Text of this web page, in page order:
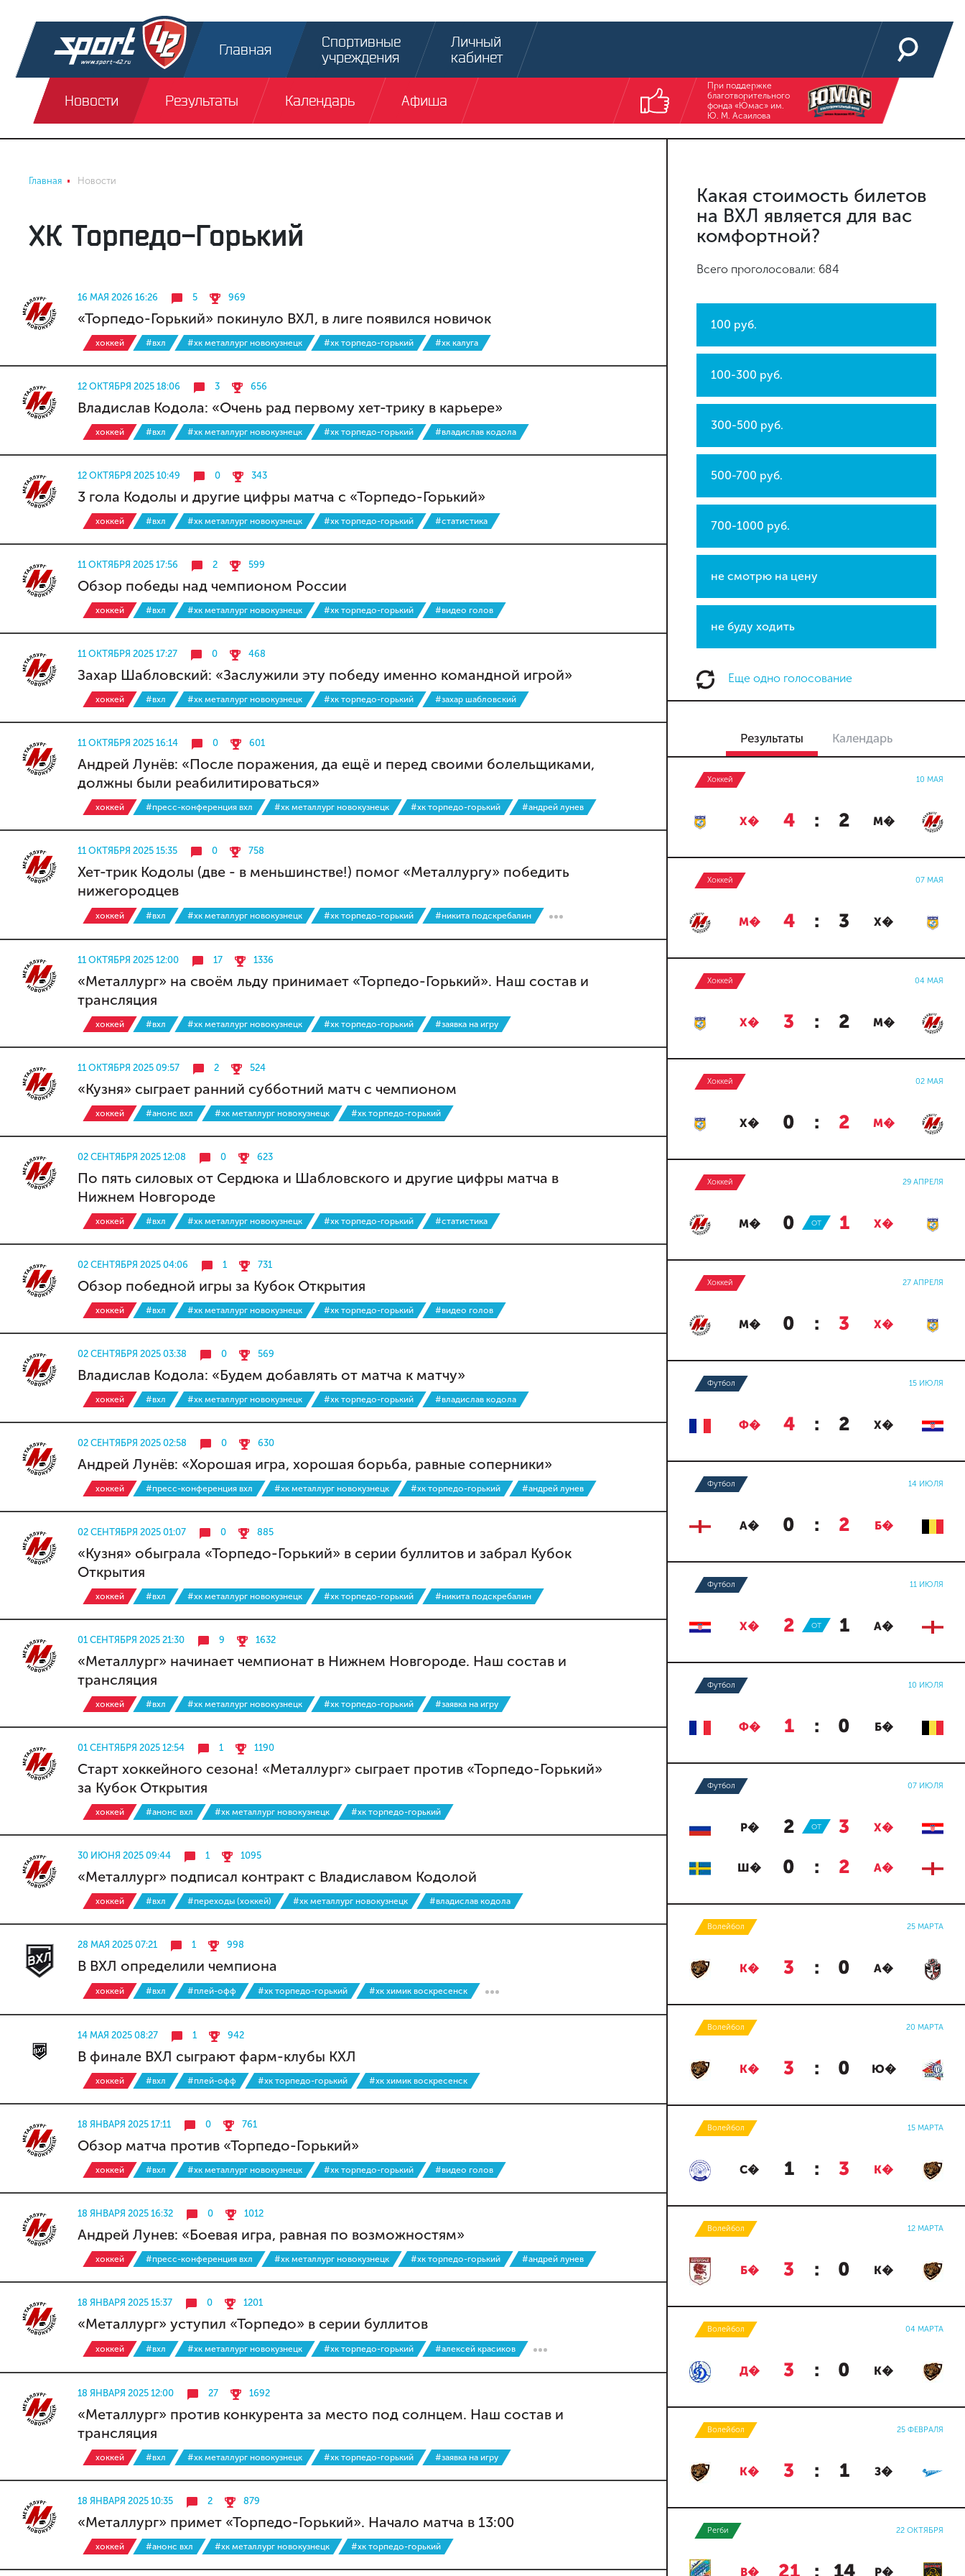
Главная
Спортивные
учреждения
Личный
кабинет
Новости Результаты Календарь Афиша
При поддержке
благотворительного
фонда «Юмас» им.
Ю. М. Асаилова
Главная Новости
ХК Торпедо-Горький
16 МАЯ 2026 16:26 5 969
«Торпедо-Горький» покинуло ВХЛ, в лиге появился новичок
хоккей #вхл #хк металлург новокузнецк #хк торпедо-горький #хк калуга
12 ОКТЯБРЯ 2025 18:06 3 656
Владислав Кодола: «Очень рад первому хет-трику в карьере»
хоккей #вхл #хк металлург новокузнецк #хк торпедо-горький #владислав кодола
12 ОКТЯБРЯ 2025 10:49 0 343
3 гола Кодолы и другие цифры матча с «Торпедо-Горький»
хоккей #вхл #хк металлург новокузнецк #хк торпедо-горький #статистика
11 ОКТЯБРЯ 2025 17:56 2 599
Обзор победы над чемпионом России
хоккей #вхл #хк металлург новокузнецк #хк торпедо-горький #видео голов
11 ОКТЯБРЯ 2025 17:27 0 468
Захар Шабловский: «Заслужили эту победу именно командной игрой»
хоккей #вхл #хк металлург новокузнецк #хк торпедо-горький #захар шабловский
11 ОКТЯБРЯ 2025 16:14 0 601
Андрей Лунёв: «После поражения, да ещё и перед своими болельщиками,
должны были реабилитироваться»
хоккей #пресс-конференция вхл #хк металлург новокузнецк #хк торпедо-горький #андрей лунев
11 ОКТЯБРЯ 2025 15:35 0 758
Хет-трик Кодолы (две - в меньшинстве!) помог «Металлургу» победить
нижегородцев
хоккей #вхл #хк металлург новокузнецк #хк торпедо-горький #никита подскребалин
11 ОКТЯБРЯ 2025 12:00 17 1336
«Металлург» на своём льду принимает «Торпедо-Горький». Наш состав и
трансляция
хоккей #вхл #хк металлург новокузнецк #хк торпедо-горький #заявка на игру
11 ОКТЯБРЯ 2025 09:57 2 524
«Кузня» сыграет ранний субботний матч с чемпионом
хоккей #анонс вхл #хк металлург новокузнецк #хк торпедо-горький
02 СЕНТЯБРЯ 2025 12:08 0 623
По пять силовых от Сердюка и Шабловского и другие цифры матча в
Нижнем Новгороде
хоккей #вхл #хк металлург новокузнецк #хк торпедо-горький #статистика
02 СЕНТЯБРЯ 2025 04:06 1 731
Обзор победной игры за Кубок Открытия
хоккей #вхл #хк металлург новокузнецк #хк торпедо-горький #видео голов
02 СЕНТЯБРЯ 2025 03:38 0 569
Владислав Кодола: «Будем добавлять от матча к матчу»
хоккей #вхл #хк металлург новокузнецк #хк торпедо-горький #владислав кодола
02 СЕНТЯБРЯ 2025 02:58 0 630
Андрей Лунёв: «Хорошая игра, хорошая борьба, равные соперники»
хоккей #пресс-конференция вхл #хк металлург новокузнецк #хк торпедо-горький #андрей лунев
02 СЕНТЯБРЯ 2025 01:07 0 885
«Кузня» обыграла «Торпедо-Горький» в серии буллитов и забрал Кубок
Открытия
хоккей #вхл #хк металлург новокузнецк #хк торпедо-горький #никита подскребалин
01 СЕНТЯБРЯ 2025 21:30 9 1632
«Металлург» начинает чемпионат в Нижнем Новгороде. Наш состав и
трансляция
хоккей #вхл #хк металлург новокузнецк #хк торпедо-горький #заявка на игру
01 СЕНТЯБРЯ 2025 12:54 1 1190
Старт хоккейного сезона! «Металлург» сыграет против «Торпедо-Горький»
за Кубок Открытия
хоккей #анонс вхл #хк металлург новокузнецк #хк торпедо-горький
30 ИЮНЯ 2025 09:44 1 1095
«Металлург» подписал контракт с Владиславом Кодолой
хоккей #вхл #переходы (хоккей) #хк металлург новокузнецк #владислав кодола
28 МАЯ 2025 07:21 1 998
В ВХЛ определили чемпиона
хоккей #вхл #плей-офф #хк торпедо-горький #хк химик воскресенск
14 МАЯ 2025 08:27 1 942
В финале ВХЛ сыграют фарм-клубы КХЛ
хоккей #вхл #плей-офф #хк торпедо-горький #хк химик воскресенск
18 ЯНВАРЯ 2025 17:11 0 761
Обзор матча против «Торпедо-Горький»
хоккей #вхл #хк металлург новокузнецк #хк торпедо-горький #видео голов
18 ЯНВАРЯ 2025 16:32 0 1012
Андрей Лунев: «Боевая игра, равная по возможностям»
хоккей #пресс-конференция вхл #хк металлург новокузнецк #хк торпедо-горький #андрей лунев
18 ЯНВАРЯ 2025 15:37 0 1201
«Металлург» уступил «Торпедо» в серии буллитов
хоккей #вхл #хк металлург новокузнецк #хк торпедо-горький #алексей красиков
18 ЯНВАРЯ 2025 12:00 27 1692
«Металлург» против конкурента за место под солнцем. Наш состав и
трансляция
хоккей #вхл #хк металлург новокузнецк #хк торпедо-горький #заявка на игру
18 ЯНВАРЯ 2025 10:35 2 879
«Металлург» примет «Торпедо-Горький». Начало матча в 13:00
хоккей #анонс вхл #хк металлург новокузнецк #хк торпедо-горький
Какая стоимость билетов
на ВХЛ является для вас
комфортной?
Всего проголосовали: 684
100 руб.
100-300 руб.
300-500 руб.
500-700 руб.
700-1000 руб.
не смотрю на цену
не буду ходить
Еще одно голосование
Результаты Календарь
Хоккей 10 МАЯ
Х� 4 : 2 М�
Хоккей 07 МАЯ
М� 4 : 3 Х�
Хоккей 04 МАЯ
Х� 3 : 2 М�
Хоккей 02 МАЯ
Х� 0 : 2 М�
Хоккей 29 АПРЕЛЯ
М� 0 : 1 Х�
ОТ
Хоккей 27 АПРЕЛЯ
М� 0 : 3 Х�
Футбол 15 ИЮЛЯ
Ф� 4 : 2 Х�
Футбол 14 ИЮЛЯ
А� 0 : 2 Б�
Футбол 11 ИЮЛЯ
Х� 2 : 1 А�
ОТ
Футбол 10 ИЮЛЯ
Ф� 1 : 0 Б�
Футбол 07 ИЮЛЯ
Р� 2 : 3 Х�
ОТ
Ш� 0 : 2 А�
Волейбол 25 МАРТА
К� 3 : 0 А�
Волейбол 20 МАРТА
К� 3 : 0 Ю�
Волейбол 15 МАРТА
С� 1 : 3 К�
Волейбол 12 МАРТА
Б� 3 : 0 К�
Волейбол 04 МАРТА
Д� 3 : 0 К�
Волейбол 25 ФЕВРАЛЯ
К� 3 : 1 З�
Регби 22 ОКТЯБРЯ
В� 21 : 14 Р�